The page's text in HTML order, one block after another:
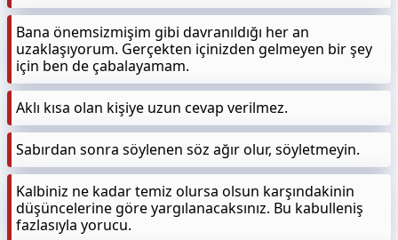
Bana önemsizmişim gibi davranıldığı her an
uzaklaşıyorum. Gerçekten içinizden gelmeyen bir şey
için ben de çabalayamam.
Aklı kısa olan kişiye uzun cevap verilmez.
Sabırdan sonra söylenen söz ağır olur, söyletmeyin.
Kalbiniz ne kadar temiz olursa olsun karşındakinin
düşüncelerine göre yargılanacaksınız. Bu kabulleniş
fazlasıyla yorucu.